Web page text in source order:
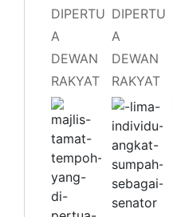
DIPERTU
A
DEWAN
RAKYAT
DIPERTU
A
DEWAN
RAKYAT